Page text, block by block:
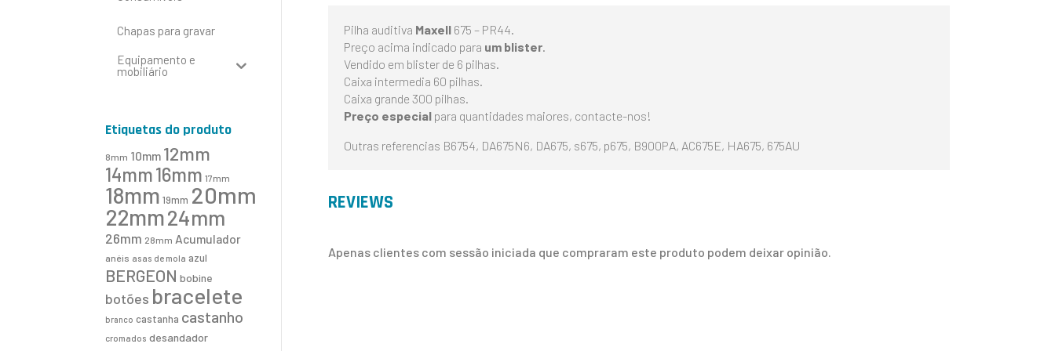
Chapas para gravar
Equipamento e
mobiliário
Etiquetas do produto
8mm 10mm 12mm
14mm16mm 17mm
18mm 19mm 20mm
22mm24mm
26mm 28mm Acumulador
anéis asas de mola azul
BERGEON bobine
botões bracelete
branco castanha castanho
cromados desandador
Pilha auditiva Maxell675 – PR44.
Preço acima indicado para um blister.
Vendido em blister de 6 pilhas.
Caixa intermedia 60 pilhas.
Caixa grande 300 pilhas.
Preço especialpara quantidades maiores, contacte-nos!
Outras referencias B6754, DA675N6, DA675, s675, p675, B900PA, AC675E, HA675, 675AU
REVIEWS
Apenas clientes com sessão iniciada que compraram este produto podem deixar opinião.